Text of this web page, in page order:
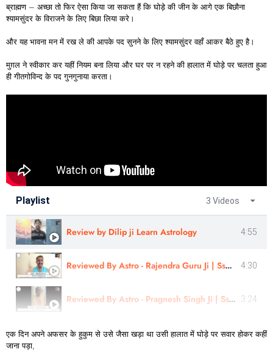
ब्राह्मण – अच्छा तो फिर ऐसा किया जा सकता हैं कि घोड़े की जीन के आगे एक बिछौना
श्यामसुंदर के विराजने के लिए बिछा लिया करे।
और यह भावना मन में रख ले की आपके पद सुनने के लिए श्यामसुंदर वहाँ आकर बैठे हुए है।
मुग़ल ने स्वीकार कर यहीं नियम बना लिया और घर पर न रहने की हालात में घोड़े पर चलता हुआ
ही गीतगोविन्द के पद गुनगुनाया करता।
Playlist 3 Videos
Review by Dilip ji Learn Astrology 4:55
Reviewed By Astro - Rajendra Guru Ji | Sshree Astro Vastu 4:30
Reviewed By Astro - Pragnesh Singh Ji | Sshree Astro Vastu 3:24
एक दिन अपने अफसर के हुकुम से उसे जैसा खड़ा था उसी हालात में घोड़े पर सवार होकर कहीं
जाना पड़ा,